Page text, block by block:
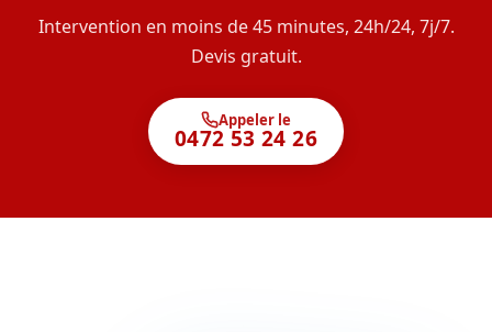
Intervention en moins de 45 minutes, 24h/24, 7j/7.
Devis gratuit.
Appeler le
0472 53 24 26